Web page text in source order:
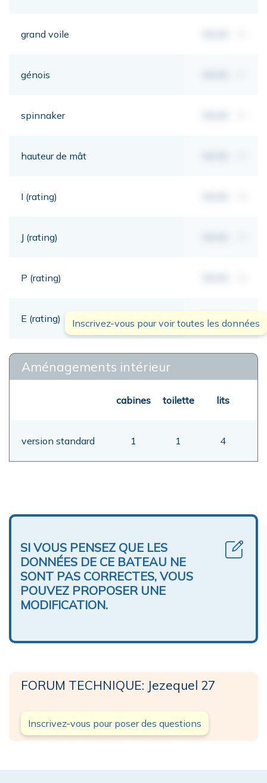
grand voile
génois
spinnaker
hauteur de mât
I (rating)
J (rating)
P (rating)
E (rating) 00,00
Inscrivez-vous pour voir toutes les données
Aménagements intérieur
cabines toilette lits
version standard 1 1 4
SI VOUS PENSEZ QUE LES
DONNÉES DE CE BATEAU NE
SONT PAS CORRECTES, VOUS
POUVEZ PROPOSER UNE
MODIFICATION.
FORUM TECHNIQUE: Jezequel 27
Inscrivez-vous pour poser des questions